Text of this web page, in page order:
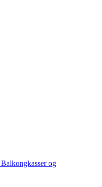
Balkongkasser og